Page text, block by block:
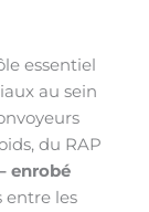
essentiel
au sein
du RAP
enrobé
entre les